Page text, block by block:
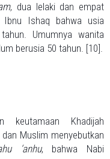
, dua lelaki dan empat
Ibnu Ishaq bahwa usia
Umumnya wanita
berusia 50 tahun. [10].
keutamaan Khadijah
Muslim menyebutkan
‘anhu, bahwa Nabi